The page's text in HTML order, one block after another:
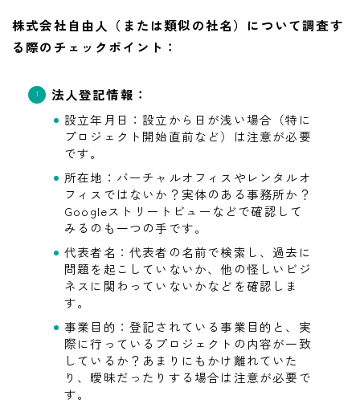
株式会社自由人（または類似の社名）について調査す
る際のチェックポイント：
法人登記情報：
設立年月日：設立から日が浅い場合（特に
プロジェクト開始直前など）は注意が必要
です。
所在地：バーチャルオフィスやレンタルオ
フィスではないか？実体のある事務所か？
Googleストリートビューなどで確認して
みるのも一つの手です。
代表者名：代表者の名前で検索し、過去に
問題を起こしていないか、他の怪しいビジ
ネスに関わっていないかなどを確認しま
す。
事業目的：登記されている事業目的と、実
際に行っているプロジェクトの内容が一致
しているか？あまりにもかけ離れていた
り、曖昧だったりする場合は注意が必要で
す。